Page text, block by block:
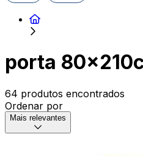
porta
64 produtos encontrados
Ordenar por
Mais relevantes